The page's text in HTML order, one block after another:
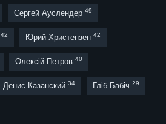
Сергей Ауслендер 49
42 Юрий Христензен 42
Олексій Петров 40
Денис Казанский 34 Гліб Бабіч 29